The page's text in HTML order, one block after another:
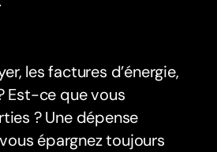
les factures d’énergie,
Est-ce que vous
? Une dépense
épargnez toujours